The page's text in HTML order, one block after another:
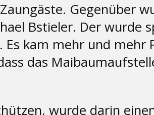
Gegenüber
Bstieler. Der wurde
kam mehr und mehr
das
wurde darin